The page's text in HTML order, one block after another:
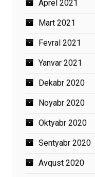
Aprel 2021
Mart 2021
Fevral 2021
Yanvar 2021
Dekabr 2020
Noyabr 2020
Oktyabr 2020
Sentyabr 2020
Avqust 2020